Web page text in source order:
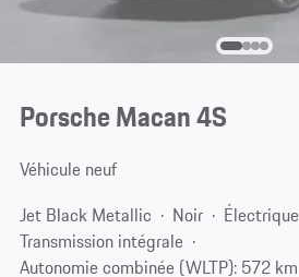
Porsche Macan 4S
Véhicule neuf
Jet Black Metallic
Noir Électrique
Transmission intégrale
Autonomie combinée (WLTP): 572 km